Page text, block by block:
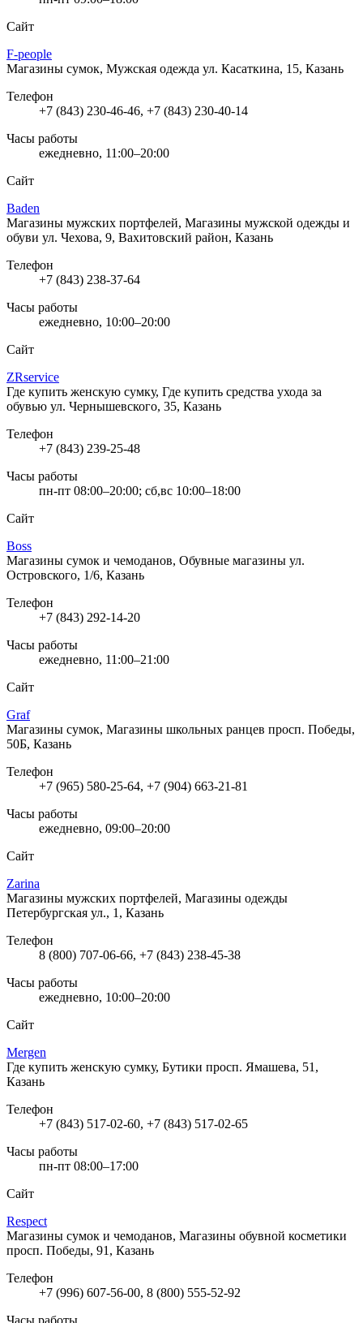
Сайт
F-people
Магазины сумок, Мужская одежда ул. Касаткина, 15, Казань
Телефон
+7 (843) 230-46-46, +7 (843) 230-40-14
Часы работы
ежедневно, 11:00–20:00
Сайт
Baden
Магазины мужских портфелей, Магазины мужской одежды и
обуви ул. Чехова, 9, Вахитовский район, Казань
Телефон
+7 (843) 238-37-64
Часы работы
ежедневно, 10:00–20:00
Сайт
ZRservice
Где купить женскую сумку, Где купить средства ухода за
обувью ул. Чернышевского, 35, Казань
Телефон
+7 (843) 239-25-48
Часы работы
пн-пт 08:00–20:00; сб,вс 10:00–18:00
Сайт
Boss
Магазины сумок и чемоданов, Обувные магазины ул.
Островского, 1/6, Казань
Телефон
+7 (843) 292-14-20
Часы работы
ежедневно, 11:00–21:00
Сайт
Graf
Магазины сумок, Магазины школьных ранцев просп. Победы,
50Б, Казань
Телефон
+7 (965) 580-25-64, +7 (904) 663-21-81
Часы работы
ежедневно, 09:00–20:00
Сайт
Zarina
Магазины мужских портфелей, Магазины одежды
Петербургская ул., 1, Казань
Телефон
8 (800) 707-06-66, +7 (843) 238-45-38
Часы работы
ежедневно, 10:00–20:00
Сайт
Mergen
Где купить женскую сумку, Бутики просп. Ямашева, 51,
Казань
Телефон
+7 (843) 517-02-60, +7 (843) 517-02-65
Часы работы
пн-пт 08:00–17:00
Сайт
Respect
Магазины сумок и чемоданов, Магазины обувной косметики
просп. Победы, 91, Казань
Телефон
+7 (996) 607-56-00, 8 (800) 555-52-92
Часы работы